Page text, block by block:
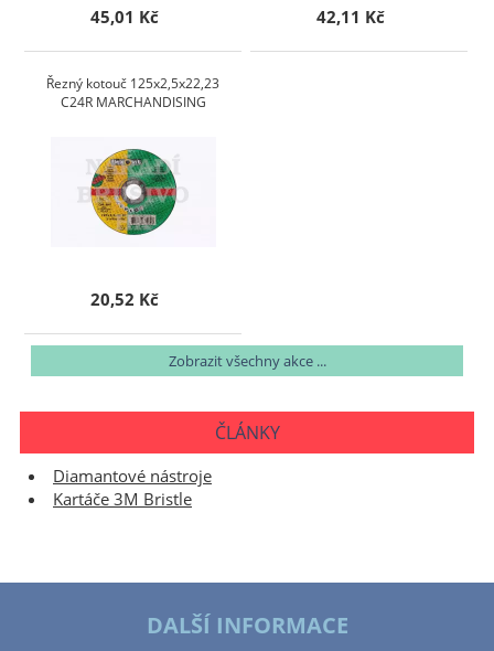
45,01 Kč 42,11 Kč
Řezný kotouč 125x2,5x22,23
C24R MARCHANDISING
20,52 Kč
Zobrazit všechny akce ...
ČLÁNKY
Diamantové nástroje
Kartáče 3M Bristle
DALŠÍ INFORMACE